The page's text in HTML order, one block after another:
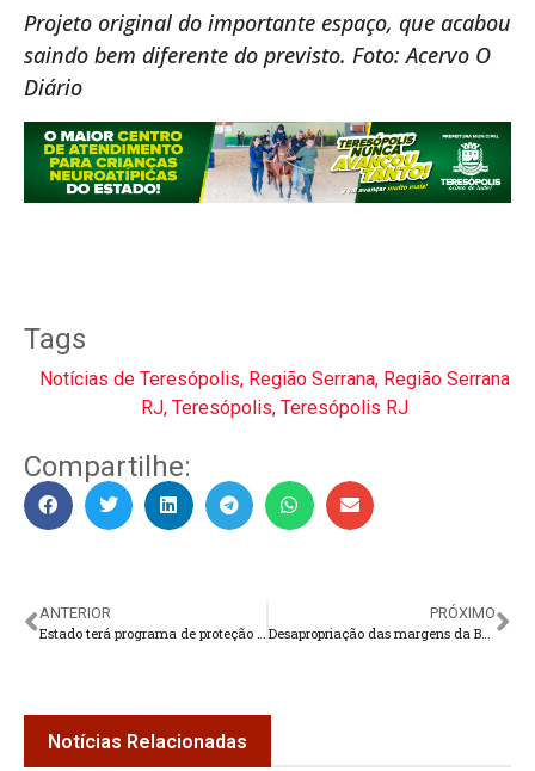
Projeto original do importante espaço, que acabou
saindo bem diferente do previsto. Foto: Acervo O
Diário
Tags
Notícias de Teresópolis, Região Serrana, Região Serrana
RJ, Teresópolis, Teresópolis RJ
Compartilhe:
ANTERIOR
PRÓXIMO
Notícias Relacionadas